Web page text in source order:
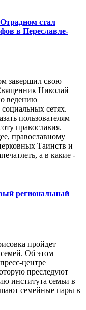
стал
в Переславле-
завершил свою
Николай
ведению
сетях.
пользователям
православия.
православному
Таинств и
а в какие -
региональный
пройдет
Об этом
центре
преследуют
института семьи в
семейные пары в